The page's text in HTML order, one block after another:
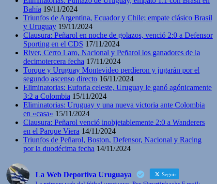
Bahía 19/11/2024
Triunfos de Argentina, Ecuador y Chile; empate clásico Brasil
y Uruguay 19/11/2024
Clausura: Peñarol en noche de golazos, venció 2:0 a Defensor
Sporting en el CDS 17/11/2024
River, Cerro Laro, Nacional y Peñarol los ganadores de la
decimotercera fecha 17/11/2024
Torque y Uruguay Montevideo perdieron y jugarán por el
segundo ascenso directo 16/11/2024
Eliminatorias: Euforia celeste, Uruguay le ganó agónicamente
3:2 a Colombia 15/11/2024
Eliminatorias: Uruguay y una nueva victoria ante Colombia
en «casa» 15/11/2024
Clausura: Peñarol venció inobjetablemente 2:0 a Wanderers
en el Parque Viera 14/11/2024
Triunfos de Peñarol, Boston, Defensor, Nacional y Racing
por la duodécima fecha 14/11/2024
La Web Deportiva Uruguaya Seguir